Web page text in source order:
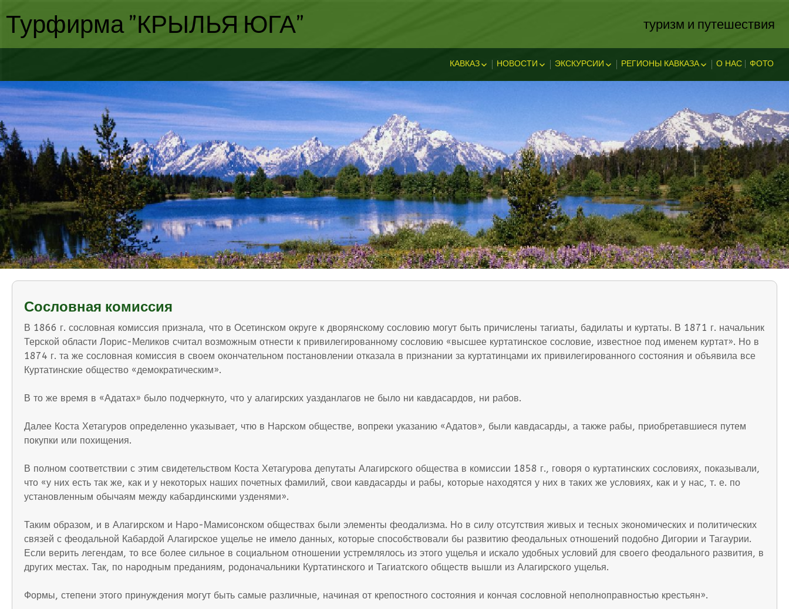
Турфирма "КРЫЛЬЯ ЮГА" туризм и путешествия
КАВКАЗ
ДОСТОПРИМЕЧАТЕЛЬНОСТ
КАВКАЗСКИЕ МИНЕРАЛЬНЫЕ
НОВОСТИ ЭКСКУРСИИ РЕГИОНЫ КАВКАЗА
ЛЕГЕНДЫ АДЫГЕИ
ДАГЕСТАН
ИНГУШЕТИЯ
КУБАНЬ
КАБАРДИНО-БАЛКАРИЯ
КАРАЧАЕВО-ЧЕРКЕССИЯ
ОСЕТИЯ
О НАС ФОТО
Сословная комиссия
В 1866 г. сословная комиссия признала, что в Осетинском округе к дворянскому сословию могут быть причислены тагиаты, бадилаты и куртаты. В 1871 г. начальник
Терской области Лорис-Меликов считал возможным отнести к привилегированному сословию «высшее куртатинское сословие, известное под именем куртат». Но в
1874 г. та же сословная комиссия в своем окончательном постановлении отказала в признании за куртатинцами их привилегированного состояния и объявила все
Куртатинские общество «демократическим».
В то же время в «Адатах» было подчеркнуто, что у алагирских уазданлагов не было ни кавдасардов, ни рабов.
Далее Коста Хетагуров определенно указывает, чтю в Нарском обществе, вопреки указанию «Адатов», были кавдасарды, а также рабы, приобретавшиеся путем
покупки или похищения.
В полном соответствии с этим свидетельством Коста Хетагурова депутаты Алагирского общества в комиссии 1858 г., говоря о куртатинских сословиях, показывали,
что «у них есть так же, как и у некоторых наших почетных фамилий, свои кавдасарды и рабы, которые находятся у них в таких же условиях, как и у нас, т. е. по
установленным обычаям между кабардинскими узденями».
Таким образом, и в Алагирском и Наро-Мамисонском обществах были элементы феодализма. Но в силу отсутствия живых и тесных экономических и политических
связей с феодальной Кабардой Алагирское ущелье не имело данных, которые способствовали бы развитию феодальных отношений подобно Дигории и Тагаурии.
Если верить легендам, то все более сильное в социальном отношении устремлялось из этого ущелья и искало удобных условий для своего феодального развития, в
других местах. Так, по народным преданиям, родоначальники Куртатинского и Тагиатского обществ вышли из Алагирского ущелья.
Формы, степени этого принуждения могут быть самые различные, начиная от крепостного состояния и кончая сословной неполноправностью крестьян».